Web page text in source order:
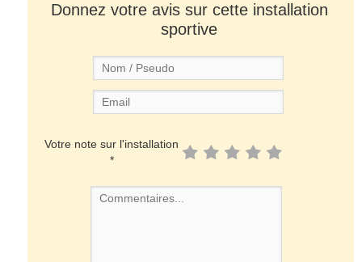
Donnez votre avis sur cette installation
sportive
Votre note sur l'installation
*